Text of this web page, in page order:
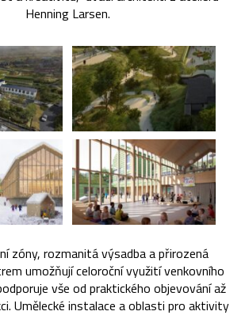
Henning Larsen.
zóny, rozmanitá výsadba a přirozená
umožňují celoroční využití venkovního
vše od praktického objevování až
Umělecké instalace a oblasti pro aktivity